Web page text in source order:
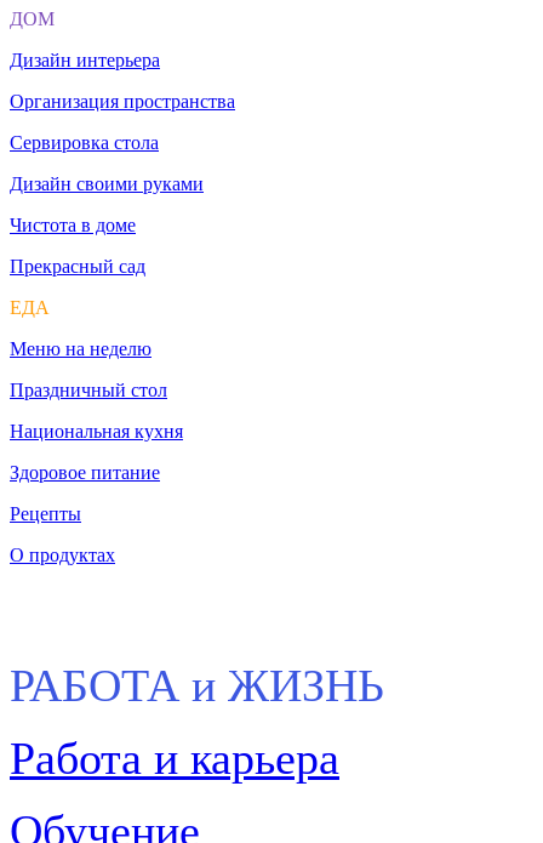
ДОМ
Дизайн интерьера
Организация пространства
Сервировка стола
Дизайн своими руками
Чистота в доме
Прекрасный сад
ЕДА
Меню на неделю
Праздничный стол
Национальная кухня
Здоровое питание
Рецепты
О продуктах
РАБОТА и ЖИЗНЬ
Работа и карьера
Обучение